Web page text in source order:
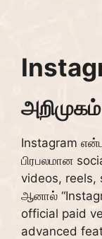
Instagram
பிரபலமான
videos, reels,
ஆனால்
official paid
advanced